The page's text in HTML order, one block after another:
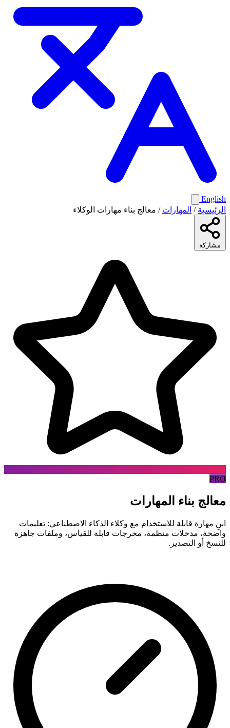
English
الرئيسية / المهارات / معالج بناء مهارات الوكلاء
مشاركة
PRO
معالج بناء المهارات
ابنِ مهارة قابلة للاستخدام مع وكلاء الذكاء الاصطناعي: تعليمات
واضحة، مدخلات منظمة، مخرجات قابلة للقياس، وملفات جاهزة
للنسخ أو التصدير.